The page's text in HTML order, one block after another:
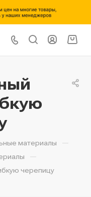
материалы —
—
черепицу